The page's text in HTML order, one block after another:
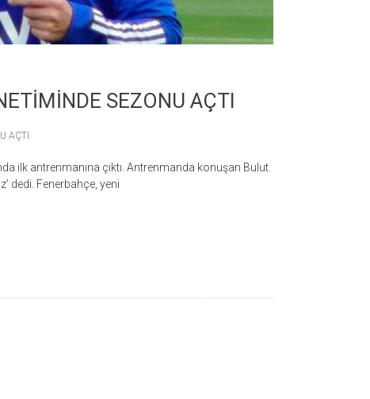
SEZONU AÇTI
AÇTI
ilk antrenmanına çıktı. Antrenmanda konuşan Bulut.
dedi. Fenerbahçe, yeni